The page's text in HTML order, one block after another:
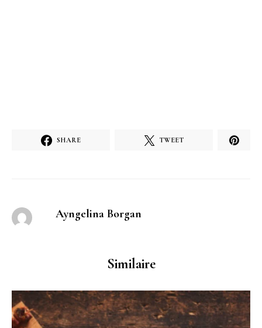
SHARE TWEET
Ayngelina Borgan
Similaire